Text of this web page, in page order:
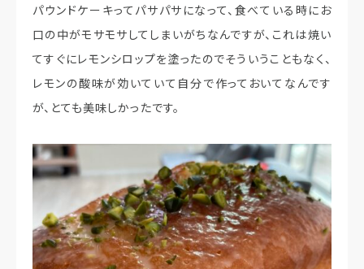
パウンドケーキってパサパサになって、食べている時にお
口の中がモサモサしてしまいがちなんですが、これは焼い
てすぐにレモンシロップを塗ったのでそういうこともなく、
レモンの酸味が効いていて自分で作っておいてなんです
が、とても美味しかったです。